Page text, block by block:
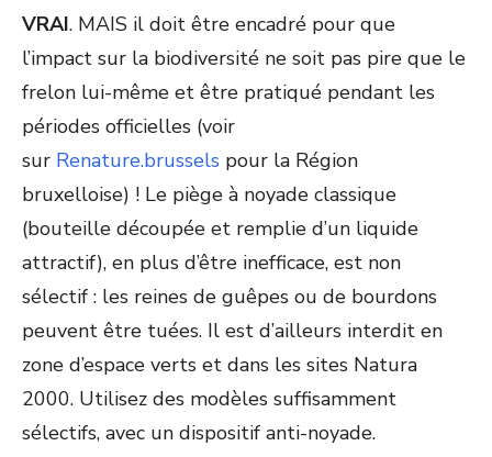
VRAI. MAIS il doit être encadré pour que
l’impact sur la biodiversité ne soit pas pire que le
frelon lui-même et être pratiqué pendant les
périodes officielles (voir
sur Renature.brussels pour la Région
bruxelloise) ! Le piège à noyade classique
(bouteille découpée et remplie d’un liquide
attractif), en plus d’être inefficace, est non
sélectif : les reines de guêpes ou de bourdons
peuvent être tuées. Il est d’ailleurs interdit en
zone d’espace verts et dans les sites Natura
2000. Utilisez des modèles suffisamment
sélectifs, avec un dispositif anti-noyade.